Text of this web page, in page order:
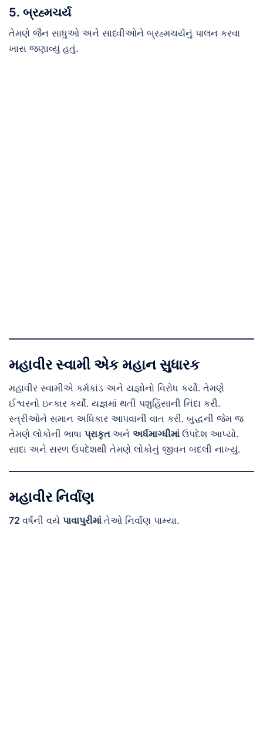
5. બ્રહ્મચર્ય
તેમણે જૈન સાધુઓ અને સાધ્વીઓને બ્રહ્મચર્યનું પાલન કરવા
ખાસ જણાવ્યું હતું.
મહાવીર સ્વામી એક મહાન સુધારક
મહાવીર સ્વામીએ કર્મકાંડ અને યજ્ઞોનો વિરોધ કર્યો. તેમણે
ઈશ્વરનો ઇન્કાર કર્યો. યજ્ઞમાં થતી પશુહિંસાની નિંદા કરી.
સ્ત્રીઓને સમાન અધિકાર આપવાની વાત કરી. બુદ્ધની જેમ જ
તેમણે લોકોની ભાષા પ્રાકૃત અને અર્ધમાગ્ધીમાં ઉપદેશ આપ્યો.
સાદા અને સરળ ઉપદેશથી તેમણે લોકોનું જીવન બદલી નાખ્યું.
મહાવીર નિર્વાણ
72 વર્ષની વયે પાવાપુરીમાં તેઓ નિર્વાણ પામ્યા.